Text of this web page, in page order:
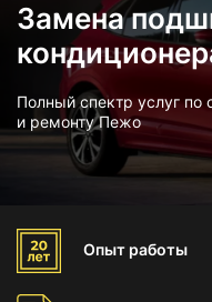
Замена
Полный спектр услуг по
и ремонту Пежо
Опыт работы